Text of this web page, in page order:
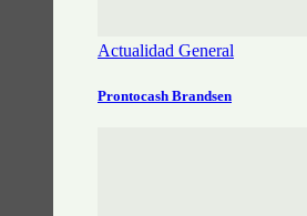
Actualidad General
Prontocash Brandsen